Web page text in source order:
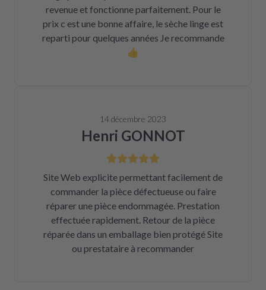
revenue et fonctionne parfaitement. Pour le
prix c est une bonne affaire, le sèche linge est
reparti pour quelques années Je recommande
👍
14 décembre 2023
Henri GONNOT
Site Web explicite permettant facilement de
commander la pièce défectueuse ou faire
réparer une pièce endommagée. Prestation
effectuée rapidement. Retour de la pièce
réparée dans un emballage bien protégé Site
ou prestataire à recommander